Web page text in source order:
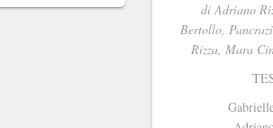
attuale
di Adriano
Bertollo,
Rizza, Mara